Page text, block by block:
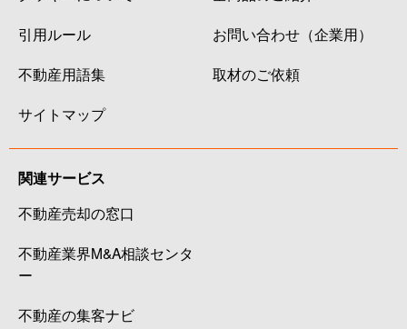
高塚新田
3,000万円
秋山
高塚新田
3,300万円
高塚新田
高塚新田
高塚新田
高塚新田
引用ルール
不動産用語集
サイトマップ
お問い合わせ（企業用）
取材のご依頼
関連サービス
不動産売却の窓口
不動産業界M&A相談センタ
ー
不動産の集客ナビ